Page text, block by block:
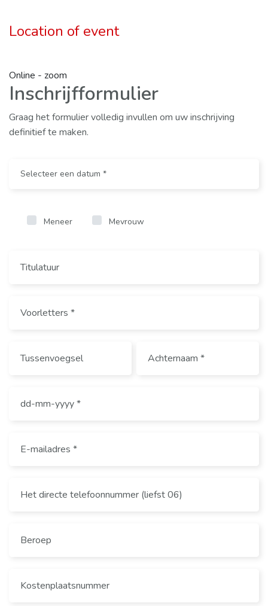
Location of event
Online - zoom
Inschrijfformulier
Graag het formulier volledig invullen om uw inschrijving
definitief te maken.
Meneer Mevrouw